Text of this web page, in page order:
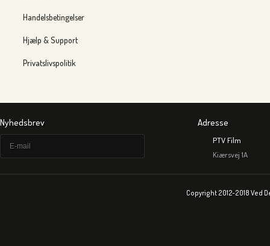
Handelsbetingelser
Hjælp & Support
Privatslivspolitik
Nyhedsbrev Adresse
PTV Film
Kiærsvej 1A
Copyright 2012-2018 Ved